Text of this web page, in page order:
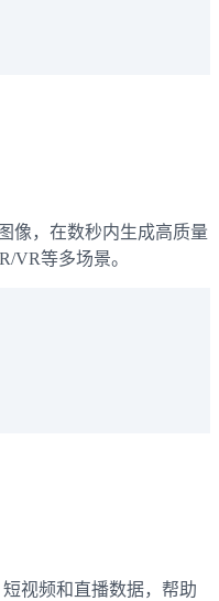
像，在数秒内生成高质量
VR等多场景。
视频和直播数据，帮助